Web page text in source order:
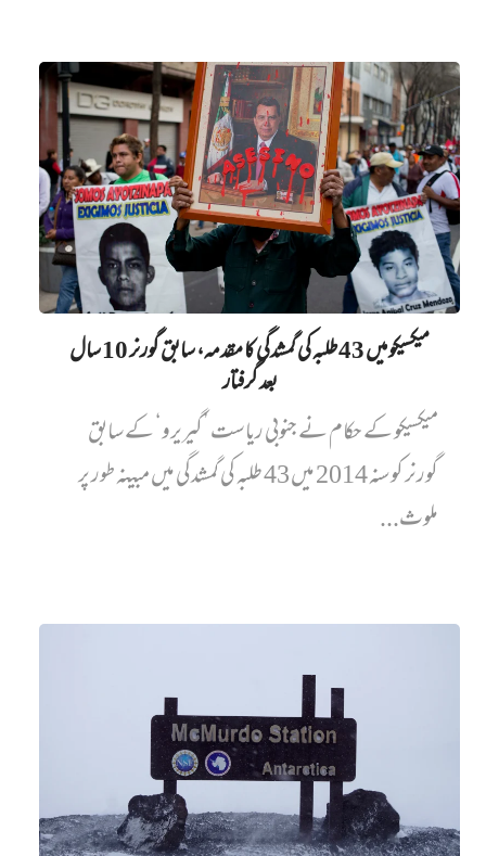
میکسیکو میں 43 طلبہ کی گمشدگی کا مقدمہ، سابق گورنر 10 سال
بعد گرفتار
میکسیکو کے حکام نے جنوبی ریاست ’گیریرو‘ کے سابق
گورنر کو سنہ 2014 میں 43 طلبہ کی گمشدگی میں مبینہ طور پر
ملوث...